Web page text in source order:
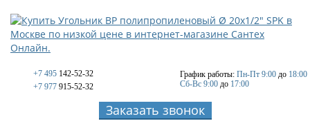
+7 495 142-52-32
+7 977 915-52-32
График работы: Пн-Пт 9:00 до 18:00
Сб-Вс 9:00 до 17:00
Заказать звонок